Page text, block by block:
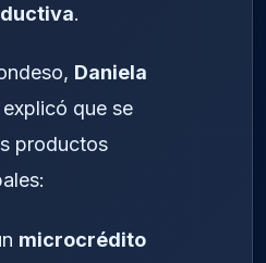
.
Daniela
explicó que se
productos
microcrédito